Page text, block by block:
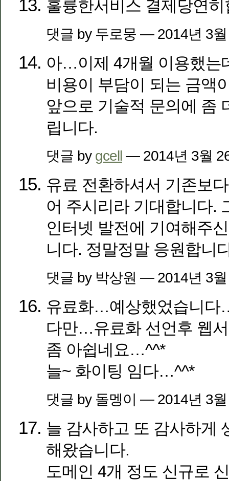
훌륭한서비스 결제당연
댓글 by 두로뭉 — 2014년 3
아…이제 4개월 이용했는
비용이 부담이 되는 금액
앞으로 기술적 문의에 좀
립니다.
댓글 by gcell — 2014년 3월
유료 전환하셔서 기존보
어 주시리라 기대합니다.
인터넷 발전에 기여해주
니다. 정말정말 응원합니
댓글 by 박상원 — 2014년 3
유료화…예상했었습니
다만…유료화 선언후 웹
좀 아쉽네요…^^*
늘~ 화이팅 임다…^^*
댓글 by 돌멩이 — 2014년 3
늘 감사하고 또 감사하게
해왔습니다.
도메인 4개 정도 신규로